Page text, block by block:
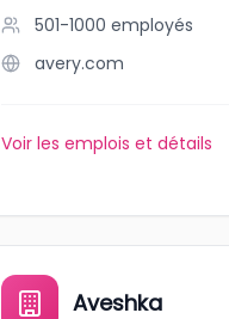
501-1000 employés
avery.com
Voir les emplois et détails
Aveshka